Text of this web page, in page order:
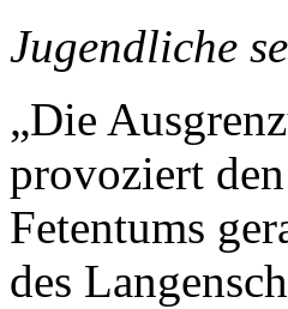
Jugendliche
„Die
provoziert
Fetentums
des